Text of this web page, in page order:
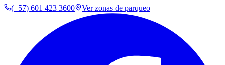
(+57) 601 423 3600 Ver zonas de parqueo